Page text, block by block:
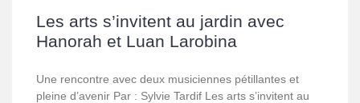
Les arts s’invitent au jardin avec
Hanorah et Luan Larobina
Une rencontre avec deux musiciennes pétillantes et
pleine d’avenir Par : Sylvie Tardif Les arts s’invitent au